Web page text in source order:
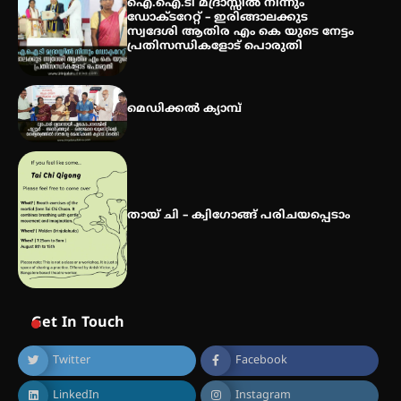
വിദ്യാർത്ഥികൾ
ബാലൻ ഹാളിൽ 16ന്
ഐ.ഐ.ടി മദ്രാസ്സിൽ നിന്നും
ഡോക്ടറേറ്റ് – ഇരിങ്ങാലക്കുട
സ്വദേശി ആതിര എം കെ യുടെ നേട്ടം
പ്രതിസന്ധികളോട് പൊരുതി
മെഡിക്കൽ ക്യാമ്പ്
തായ് ചി – ക്വിഗോങ്ങ് പരിചയപ്പെടാം
Get In Touch
Twitter Facebook
LinkedIn Instagram